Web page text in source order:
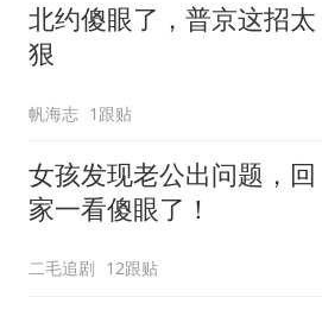
北约傻眼了，普京这招太
狠
帆海志 1跟贴
女孩发现老公出问题，回
家一看傻眼了！
二毛追剧 12跟贴